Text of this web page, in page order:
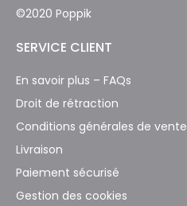
©2020 Poppik
SERVICE CLIENT
En savoir plus – FAQs
Droit de rétraction
Conditions générales de vente
Livraison
Paiement sécurisé
Gestion des cookies